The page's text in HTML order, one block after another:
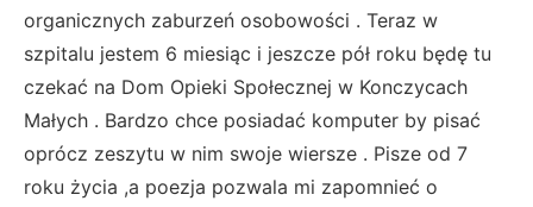
organicznych zaburzeń osobowości . Teraz w
szpitalu jestem 6 miesiąc i jeszcze pół roku będę tu
czekać na Dom Opieki Społecznej w Konczycach
Małych . Bardzo chce posiadać komputer by pisać
oprócz zeszytu w nim swoje wiersze . Pisze od 7
roku życia ,a poezja pozwala mi zapomnieć o